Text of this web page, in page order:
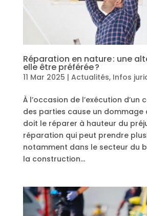
Réparation en nature : une
elle être préférée ?
11 Mar 2025 | Actualités, Infos
À l’occasion de l’exécution d’un
des parties cause un dommage
doit le réparer à hauteur du
réparation qui peut prendre
notamment dans le secteur du
la construction…